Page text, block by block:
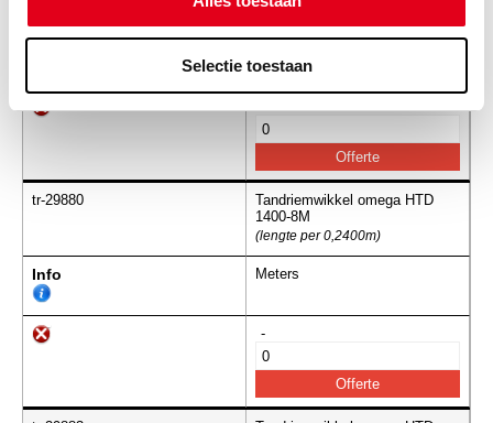
Selectie toestaan
(lengte per 0,2400m)
-
tr-29880
Tandriemwikkel omega HTD
1400-8M
(lengte per 0,2400m)
Info Meters
-